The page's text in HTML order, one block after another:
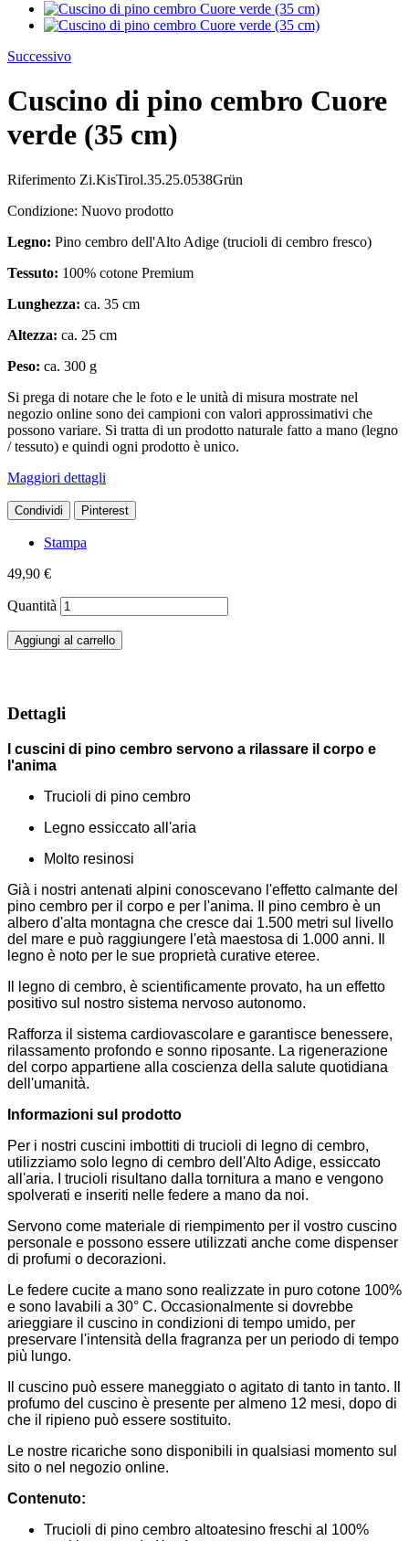
Successivo
Cuscino di pino cembro Cuore
verde (35 cm)
Riferimento Zi.KisTirol.35.25.0538Grün
Condizione: Nuovo prodotto
Legno: Pino cembro dell'Alto Adige (trucioli di cembro fresco)
Tessuto: 100% cotone Premium
Lunghezza: ca. 35 cm
Altezza: ca. 25 cm
Peso: ca. 300 g
Si prega di notare che le foto e le unità di misura mostrate nel
negozio online sono dei campioni con valori approssimativi che
possono variare. Si tratta di un prodotto naturale fatto a mano (legno
/ tessuto) e quindi ogni prodotto è unico.
Maggiori dettagli
Condividi Pinterest
Stampa
49,90 €
Quantità
Aggiungi al carrello
Dettagli
I cuscini di pino cembro servono a rilassare il corpo e
l'anima
Trucioli di pino cembro
Legno essiccato all'aria
Molto resinosi
Già i nostri antenati alpini conoscevano l'effetto calmante del
pino cembro per il corpo e per l'anima. Il pino cembro è un
albero d'alta montagna che cresce dai 1.500 metri sul livello
del mare e può raggiungere l'età maestosa di 1.000 anni. Il
legno è noto per le sue proprietà curative eteree.
Il legno di cembro, è scientificamente provato, ha un effetto
positivo sul nostro sistema nervoso autonomo.
Rafforza il sistema cardiovascolare e garantisce benessere,
rilassamento profondo e sonno riposante. La rigenerazione
del corpo appartiene alla coscienza della salute quotidiana
dell'umanità.
Informazioni sul prodotto
Per i nostri cuscini imbottiti di trucioli di legno di cembro,
utilizziamo solo legno di cembro dell'Alto Adige, essiccato
all'aria. I trucioli risultano dalla tornitura a mano e vengono
spolverati e inseriti nelle federe a mano da noi.
Servono come materiale di riempimento per il vostro cuscino
personale e possono essere utilizzati anche come dispenser
di profumi o decorazioni.
Le federe cucite a mano sono realizzate in puro cotone 100%
e sono lavabili a 30° C. Occasionalmente si dovrebbe
arieggiare il cuscino in condizioni di tempo umido, per
preservare l'intensità della fragranza per un periodo di tempo
più lungo.
Il cuscino può essere maneggiato o agitato di tanto in tanto. Il
profumo del cuscino è presente per almeno 12 mesi, dopo di
che il ripieno può essere sostituito.
Le nostre ricariche sono disponibili in qualsiasi momento sul
sito o nel negozio online.
Contenuto:
Trucioli di pino cembro altoatesino freschi al 100%